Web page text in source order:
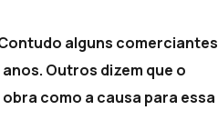
alguns comerciantes
Outros dizem que o
como a causa para essa